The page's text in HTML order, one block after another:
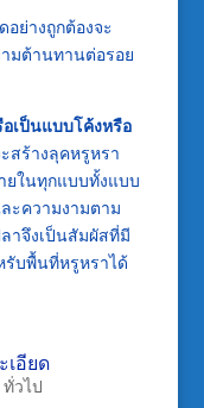
ย่างถูกต้องจะ
มต้านทานต่อรอย
เป็นแบบโค้งหรือ
สร้างลุคหรูหรา
ยในทุกแบบทั้งแบบ
ะความงามตาม
าจึงเป็นสัมผัสที่มี
รับพื้นที่หรูหราได้
เอียด
ทั่วไป